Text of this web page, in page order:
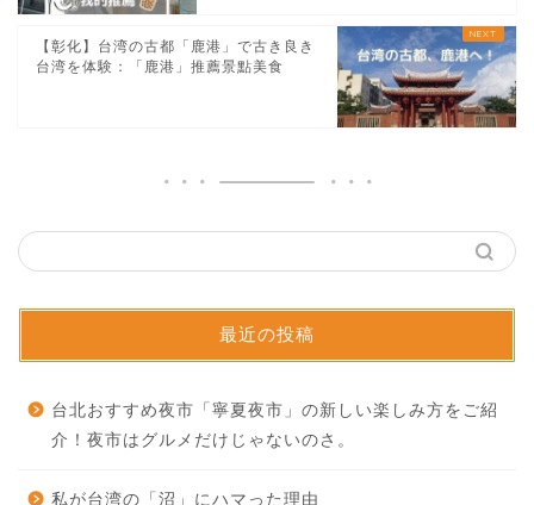
【彰化】台湾の古都「鹿港」で古き良き
台湾を体験：「鹿港」推薦景點美食
最近の投稿
台北おすすめ夜市「寧夏夜市」の新しい楽しみ方をご紹
介！夜市はグルメだけじゃないのさ。
私が台湾の「沼」にハマった理由